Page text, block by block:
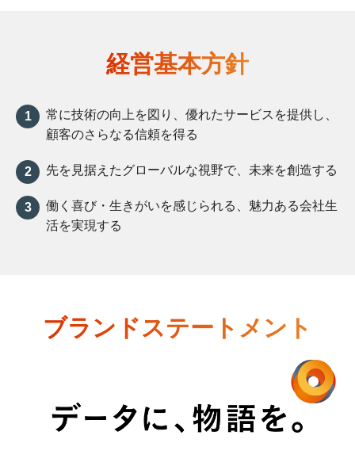
経営基本方針
常に技術の向上を図り、優れたサービスを提供し、
顧客のさらなる信頼を得る
先を見据えたグローバルな視野で、未来を創造する
働く喜び・生きがいを感じられる、魅力ある会社生
活を実現する
ブランドステートメント